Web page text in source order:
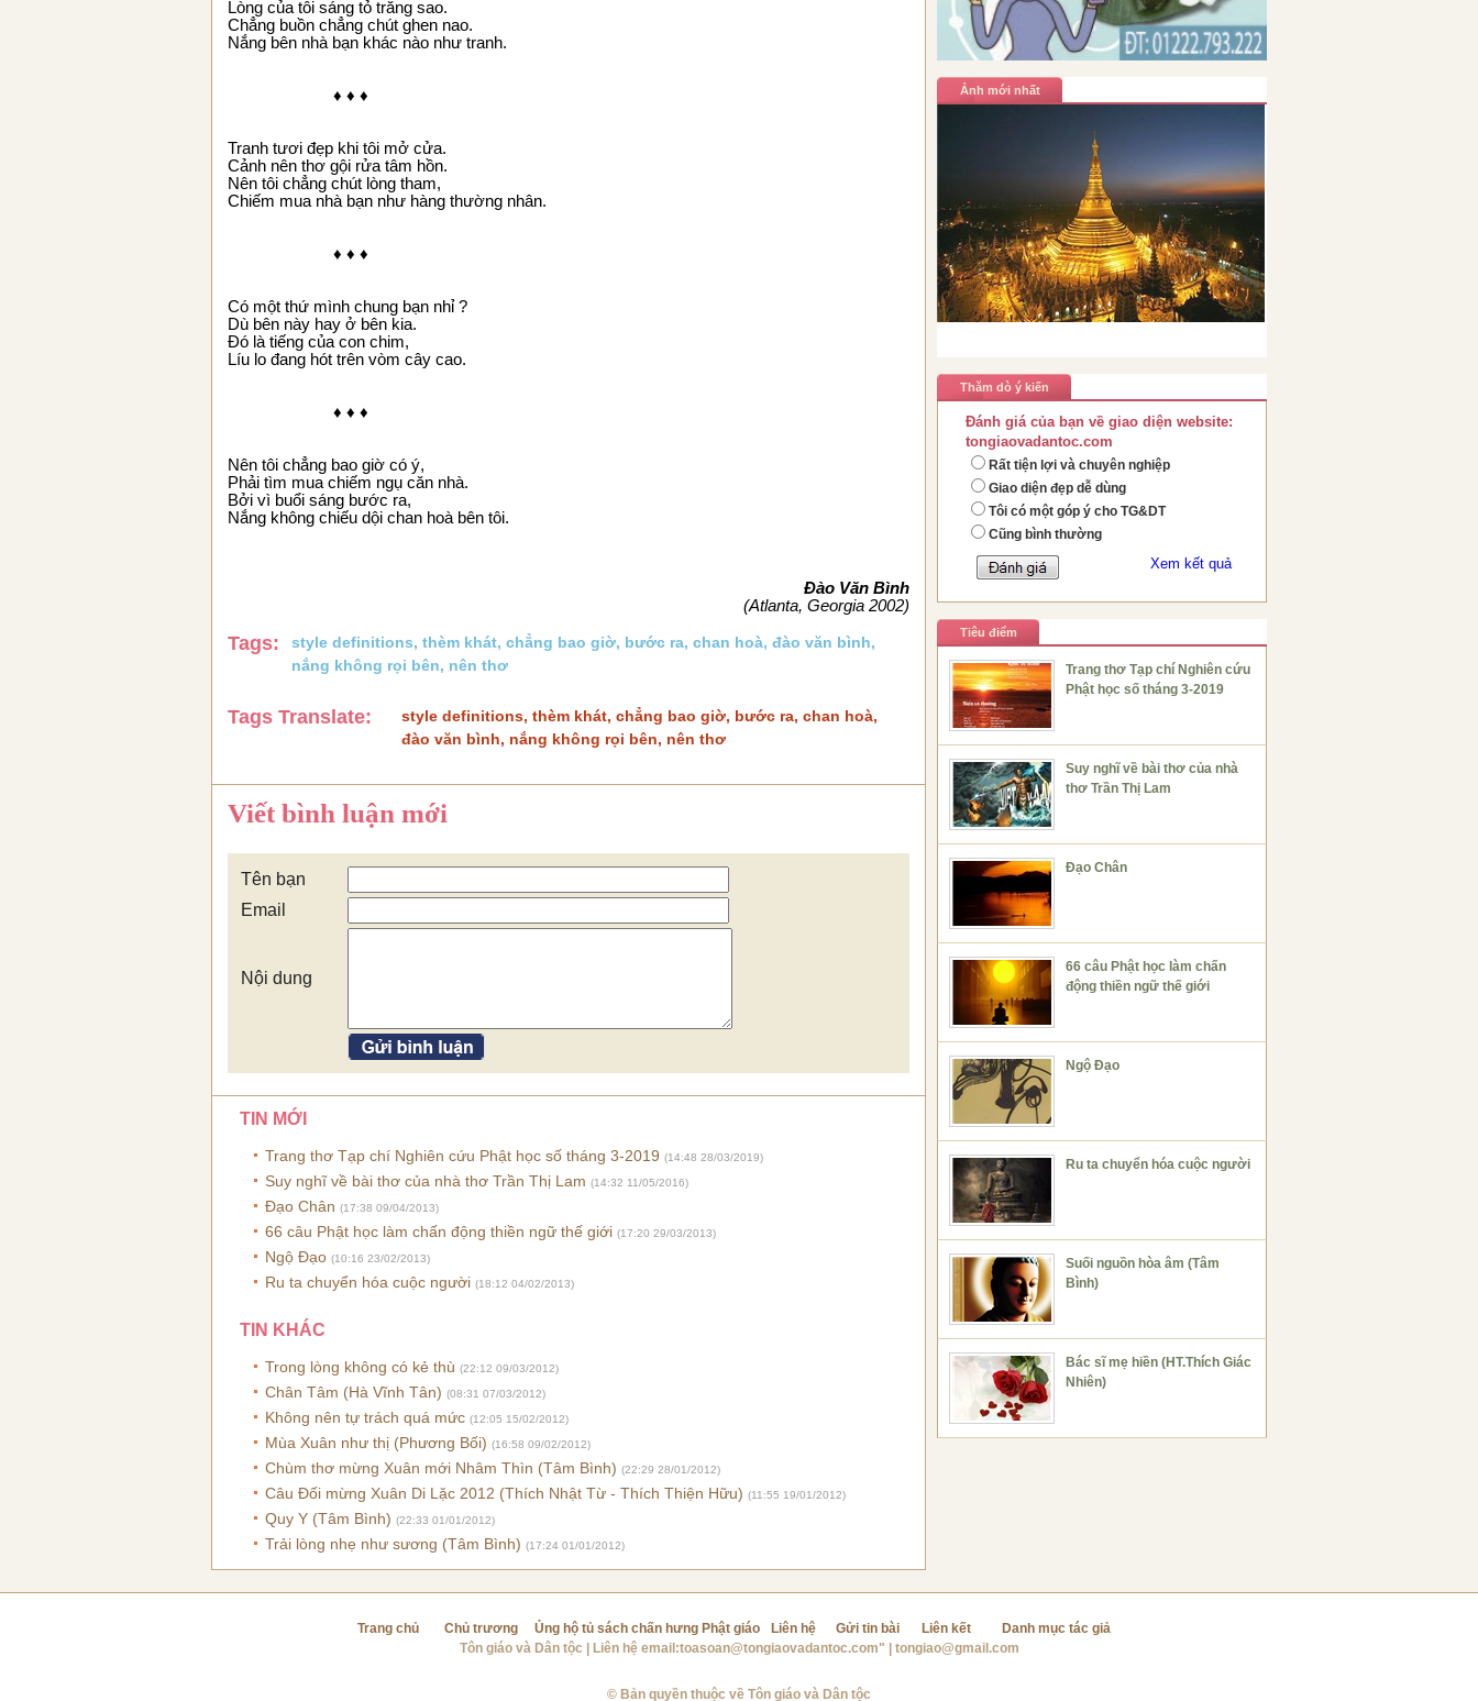
Lòng của tôi sáng tỏ trăng sao.
Chẳng buồn chẳng chút ghen nao.
Nắng bên nhà bạn khác nào như tranh.
♦ ♦ ♦
Tranh tươi đẹp khi tôi mở cửa.
Cảnh nên thơ gội rửa tâm hồn.
Nên tôi chẳng chút lòng tham,
Chiếm mua nhà bạn như hàng thường nhân.
♦ ♦ ♦
Có một thứ mình chung bạn nhỉ ?
Dù bên này hay ở bên kia.
Đó là tiếng của con chim,
Líu lo đang hót trên vòm cây cao.
♦ ♦ ♦
Nên tôi chẳng bao giờ có ý,
Phải tìm mua chiếm ngụ căn nhà.
Bởi vì buổi sáng bước ra,
Nắng không chiếu dội chan hoà bên tôi.
Đào Văn Bình
(Atlanta, Georgia 2002)
Tags: style definitions, thèm khát, chẳng bao giờ, bước ra, chan hoà, đào văn bình,
nắng không rọi bên, nên thơ
Tags Translate: style definitions, thèm khát, chẳng bao giờ, bước ra, chan hoà,
đào văn bình, nắng không rọi bên, nên thơ
Viết bình luận mới
Tên bạn
Email
Nội dung
TIN MỚI
Trang thơ Tạp chí Nghiên cứu Phật học số tháng 3-2019 (14:48 28/03/2019)
Suy nghĩ về bài thơ của nhà thơ Trần Thị Lam (14:32 11/05/2016)
Đạo Chân (17:38 09/04/2013)
66 câu Phật học làm chấn động thiền ngữ thế giới (17:20 29/03/2013)
Ngộ Đạo (10:16 23/02/2013)
Ru ta chuyển hóa cuộc người (18:12 04/02/2013)
TIN KHÁC
Trong lòng không có kẻ thù (22:12 09/03/2012)
Chân Tâm (Hà Vĩnh Tân) (08:31 07/03/2012)
Không nên tự trách quá mức (12:05 15/02/2012)
Mùa Xuân như thị (Phương Bối) (16:58 09/02/2012)
Chùm thơ mừng Xuân mới Nhâm Thìn (Tâm Bình) (22:29 28/01/2012)
Câu Đối mừng Xuân Di Lặc 2012 (Thích Nhật Từ - Thích Thiện Hữu) (11:55 19/01/2012)
Quy Y (Tâm Bình) (22:33 01/01/2012)
Trải lòng nhẹ như sương (Tâm Bình) (17:24 01/01/2012)
Ảnh mới nhất
Thăm dò ý kiến
Đánh giá của bạn về giao diện website:
tongiaovadantoc.com
Rất tiện lợi và chuyên nghiệp
Giao diện đẹp dễ dùng
Tôi có một góp ý cho TG&DT
Cũng bình thường
Xem kết quả
Tiêu điểm
Trang thơ Tạp chí Nghiên cứu
Phật học số tháng 3-2019
Suy nghĩ về bài thơ của nhà
thơ Trần Thị Lam
Đạo Chân
66 câu Phật học làm chấn
động thiền ngữ thế giới
Ngộ Đạo
Ru ta chuyển hóa cuộc người
Suối nguồn hòa âm (Tâm
Bình)
Bác sĩ mẹ hiền (HT.Thích Giác
Nhiên)
Trang chủ Chủ trương Ủng hộ tủ sách chấn hưng Phật giáo Liên hệ Gửi tin bài Liên kết
Danh mục tác giả
Tôn giáo và Dân tộc | Liên hệ email:toasoan@tongiaovadantoc.com" tongiao@gmail.com
© Bản quyền thuộc về Tôn giáo và Dân tộc